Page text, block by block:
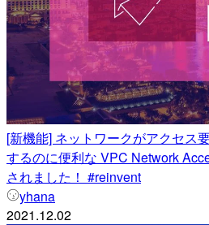
[新機能] ネットワークがアクセス
するのに便利な VPC Network
されました！ #reinvent
yhana
2021.12.02